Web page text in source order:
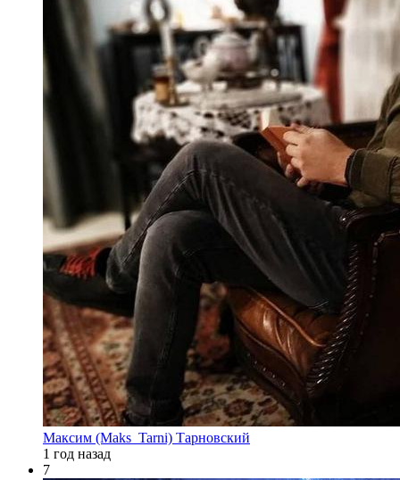
Максим (Maks_Tarni) Тарновский
1 год назад
7